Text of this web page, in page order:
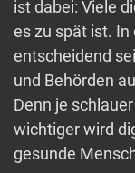
ist dabei: Viele
es zu spät ist.
entscheidend
und Behörden
Denn je
wichtiger wird
gesunde